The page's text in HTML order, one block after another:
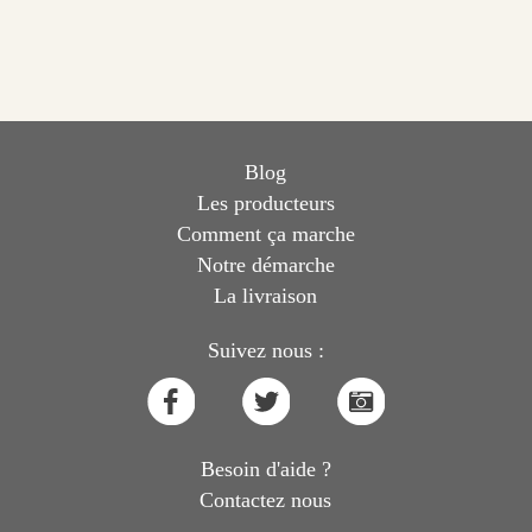
Blog
Les producteurs
Comment ça marche
Notre démarche
La livraison
Suivez nous :
Besoin d'aide ?
Contactez nous